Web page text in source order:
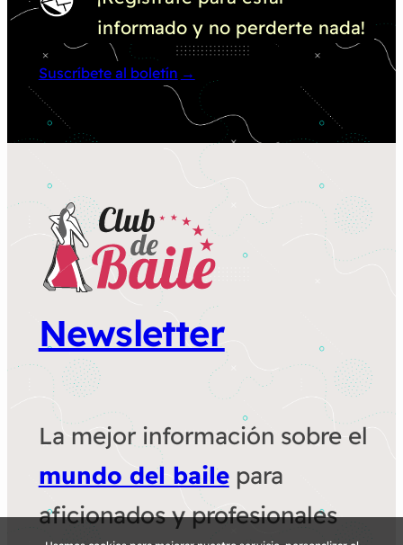
informado y no perderte nada!
Suscríbete al boletín
Newsletter
La mejor información sobre el
mundo del bailepara
aficionados y profesionales